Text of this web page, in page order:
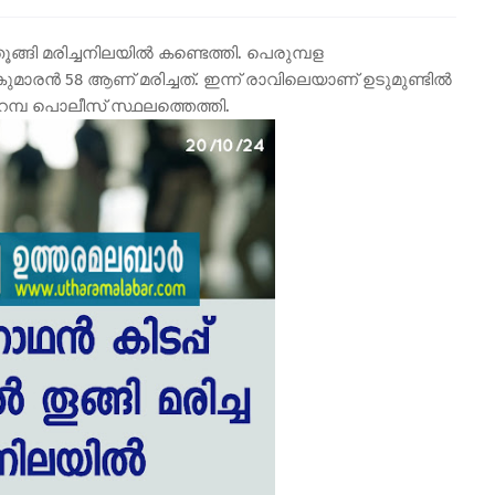
മരിച്ചനിലയിൽ കണ്ടെത്തി. പെരുമ്പള
58 ആണ് മരിച്ചത്. ഇന്ന് രാവിലെയാണ് ഉടുമുണ്ടിൽ
പൊലീസ് സ്ഥലത്തെത്തി.